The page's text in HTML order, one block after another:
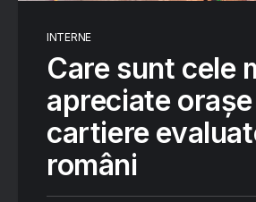
INTERNE
Care sunt cele
apreciate
cartiere
români